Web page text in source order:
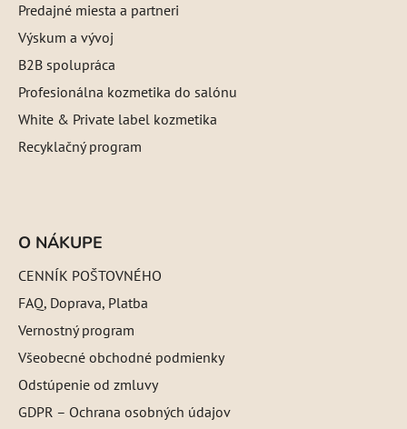
Predajné miesta a partneri
Výskum a vývoj
B2B spolupráca
Profesionálna kozmetika do salónu
White & Private label kozmetika
Recyklačný program
O NÁKUPE
CENNÍK POŠTOVNÉHO
FAQ, Doprava, Platba
Vernostný program
Všeobecné obchodné podmienky
Odstúpenie od zmluvy
GDPR – Ochrana osobných údajov